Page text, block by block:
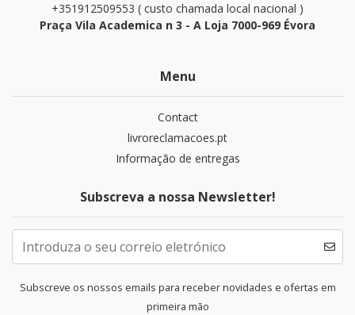
+351912509553 ( custo chamada local nacional )
Praça Vila Academica n 3 - A Loja 7000-969 Évora
Menu
Contact
livroreclamacoes.pt
Informação de entregas
Subscreva a nossa Newsletter!
Subscreve os nossos emails para receber novidades e ofertas em
primeira mão